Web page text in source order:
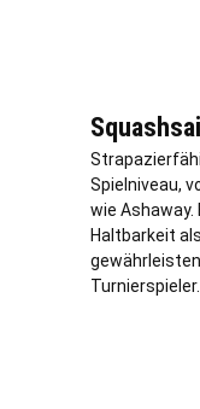
Spielniveau,
wie Ashaway.
Haltbarkeit
Turnierspieler.